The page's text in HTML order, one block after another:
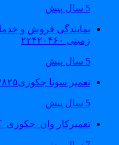
نمایندگی فروش و خدمات
زمینی ۲۲۴۲۰۴۶۰
تعمیر سونا جکوزی۰۹۱۲۱۵۰۷۸۲۵#| Sauna | Jacuzzi
تعمیرکار